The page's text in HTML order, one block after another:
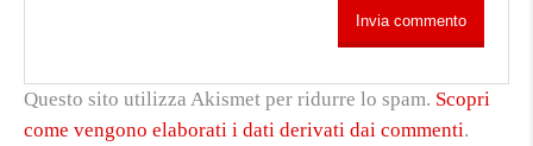
Questo sito utilizza Akismet per ridurre lo spam. Scopri
come vengono elaborati i dati derivati dai commenti.